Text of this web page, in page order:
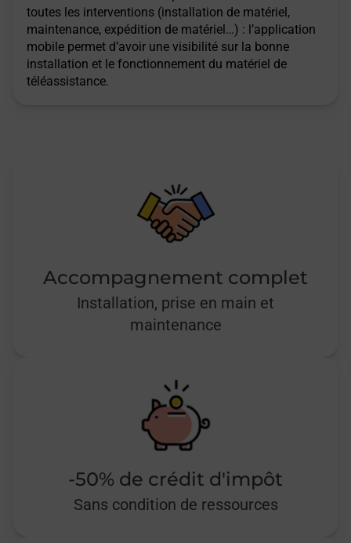
toutes les interventions (installation de matériel,
maintenance, expédition de matériel…) : l’application
mobile permet d’avoir une visibilité sur la bonne
installation et le fonctionnement du matériel de
téléassistance.
Accompagnement complet
Installation, prise en main et
maintenance
-50% de crédit d'impôt
Sans condition de ressources